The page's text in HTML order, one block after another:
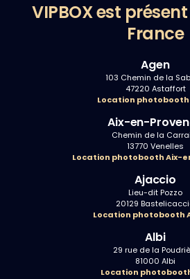
VIPBOX est
France
Agen
103 Chemin de la
47220 Astaffort
Location photobooth
Aix-en-
Chemin de la
13770 Venelles
Location photobooth Aix-
Ajaccio
Lieu-dit Pozzo
20129
Location photobooth
Albi
29 rue de la
81000 Albi
Location